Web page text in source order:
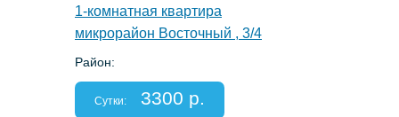
1-комнатная квартира
микрорайон Восточный , 3/4
Район:
Спальных мест: 2+1
Отчетные документы: есть
Сутки: 3300 р.